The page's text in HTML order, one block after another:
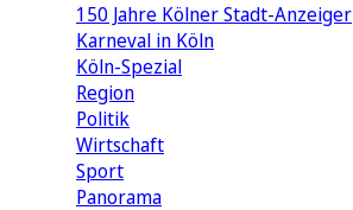
150 Jahre Kölner Stadt-Anzeiger
Karneval in Köln
Köln-Spezial
Region
Politik
Wirtschaft
Sport
Panorama